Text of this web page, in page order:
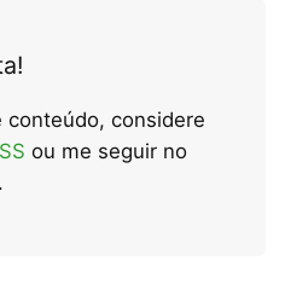
considere
ou me seguir no